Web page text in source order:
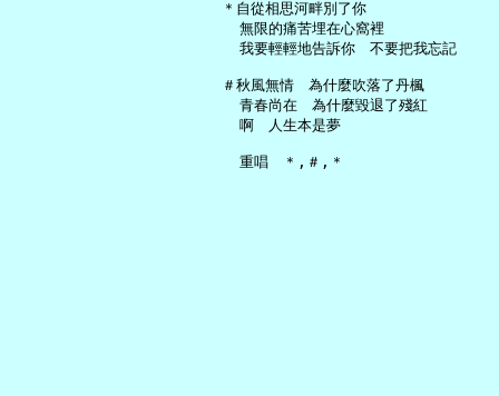
   ＊自從相思河畔別了你
     無限的痛苦埋在心窩裡
     我要輕輕地告訴你　不要把我忘記
   ＃秋風無情　為什麼吹落了丹楓
     青春尚在　為什麼毀退了殘紅
     啊　人生本是夢